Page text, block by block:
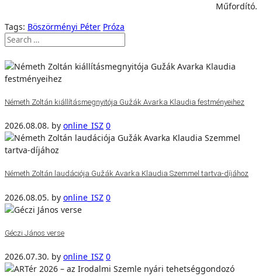
Műfordító.
Tags: Böszörményi Péter Próza
Németh Zoltán kiállításmegnyitója Gužák Avarka Klaudia festményeihez
2026.08.08. by online_ISZ 0
Németh Zoltán laudációja Gužák Avarka Klaudia Szemmel tartva-díjához
2026.08.05. by online_ISZ 0
Géczi János verse
2026.07.30. by online_ISZ 0